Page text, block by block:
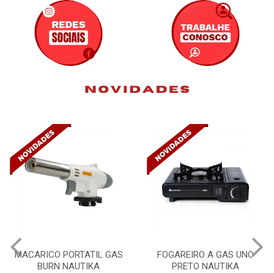
FOGAREIRO A GAS UNO
PRETO NAUTIKA
CANALETA 20X10X2M
C/DIVISORIA C/DUPLA FACE